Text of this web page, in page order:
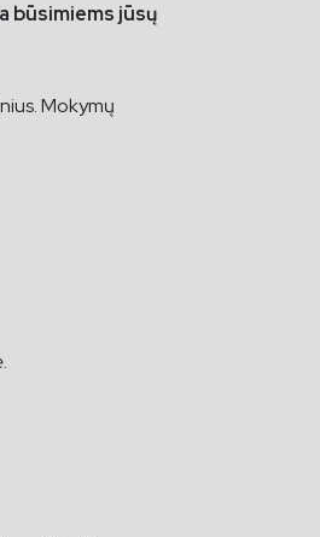
būsimiems jūsų
Mokymų